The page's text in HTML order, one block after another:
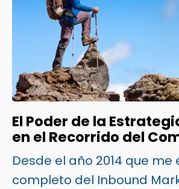
El Poder de la
en el Recorrido del
Desde el año 2014 que
completo del Inbound